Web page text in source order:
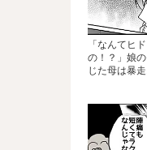
「なんてヒ
の！？」娘
じた母は暴